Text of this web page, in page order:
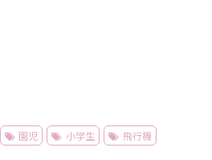
園児 小学生 飛行機